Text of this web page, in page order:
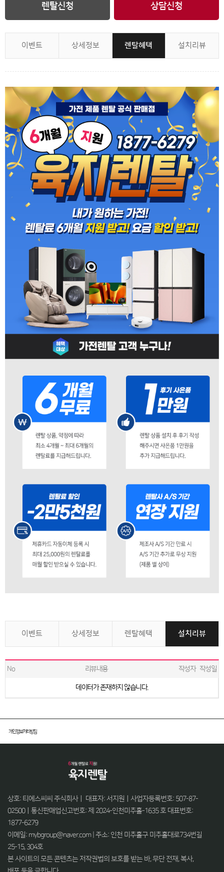
렌탈신청 상담신청
이벤트 상세정보 렌탈혜택 설치리뷰
이벤트 상세정보 렌탈혜택 설치리뷰
No 리뷰내용 작성자 작성일
데이터가 존재하지 않습니다.
개인정보처리방침
상호: 티에스씨씨 주식회사ㅣ 대표자: 서지원ㅣ사업자등록번호: 507-87-
02500ㅣ통신판매업신고번호: 제 2024-인천미추홀-1635 호 대표번호:
1877-6279
이메일: mybgroup@naver.com | 주소: 인천 미추홀구 미추홀대로734번길
25-15, 304호
본 사이트의 모든 콘텐츠는 저작권법의 보호를 받는 바, 무단 전재, 복사,